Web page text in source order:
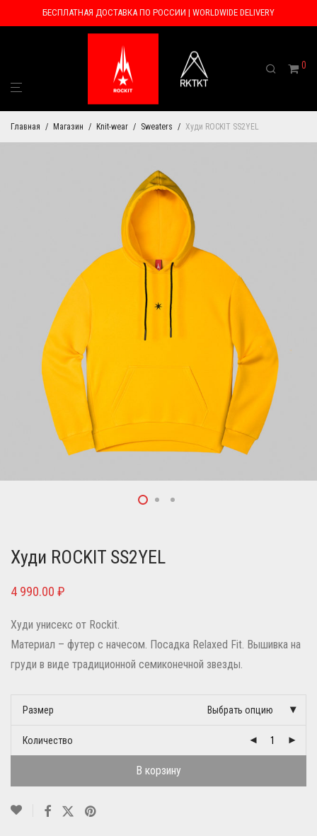
БЕСПЛАТНАЯ ДОСТАВКА ПО РОССИИ | WORLDWIDE DELIVERY
0
Главная / Магазин / Knit-wear / Sweaters / Худи ROCKIT SS2YEL
Худи ROCKIT SS2YEL
4 990.00 ₽
Худи унисекс от Rockit.
Материал – футер с начесом. Посадка Relaxed Fit. Вышивка на
груди в виде традиционной семиконечной звезды.
Размер Выбрать опцию
Количество
В корзину